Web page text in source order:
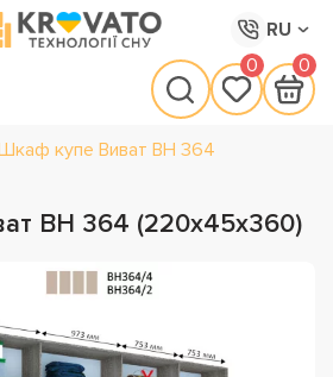
RU
0 0
купе Виват ВН 364
ВН 364 (220х45х360)